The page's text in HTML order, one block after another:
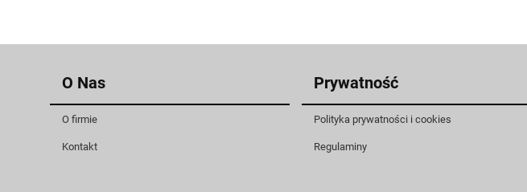
O Nas
O firmie
Kontakt
Prywatność
Polityka prywatności i cookies
Regulaminy